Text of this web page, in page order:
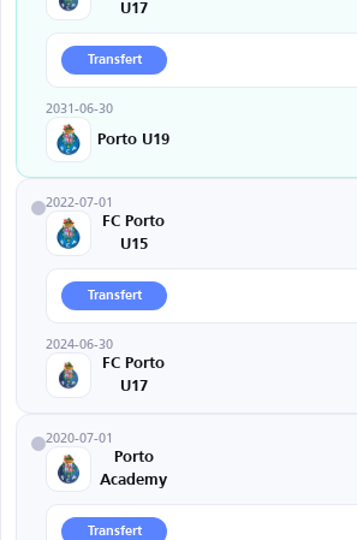
U17
Transfert
2031-06-30
Porto U19
2022-07-01
FC Porto
U15
Transfert
2024-06-30
FC Porto
U17
2020-07-01
Porto
Academy
Transfert